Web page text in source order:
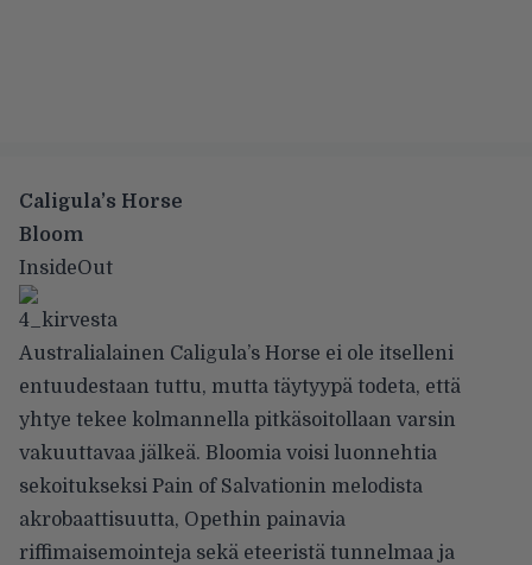
Caligula’s Horse
Bloom
InsideOut
Australialainen Caligula’s Horse ei ole itselleni
entuudestaan tuttu, mutta täytyypä todeta, että
yhtye tekee kolmannella pitkäsoitollaan varsin
vakuuttavaa jälkeä. Bloomia voisi luonnehtia
sekoitukseksi Pain of Salvationin melodista
akrobaattisuutta, Opethin painavia
riffimaisemointeja sekä eteeristä tunnelmaa ja